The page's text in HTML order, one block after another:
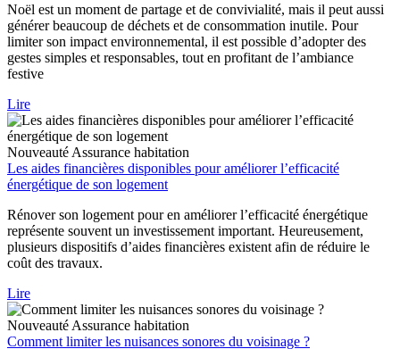
Noël est un moment de partage et de convivialité, mais il peut aussi
générer beaucoup de déchets et de consommation inutile. Pour
limiter son impact environnemental, il est possible d’adopter des
gestes simples et responsables, tout en profitant de l’ambiance
festive
Lire
Nouveauté Assurance habitation
Les aides financières disponibles pour améliorer l’efficacité
énergétique de son logement
Rénover son logement pour en améliorer l’efficacité énergétique
représente souvent un investissement important. Heureusement,
plusieurs dispositifs d’aides financières existent afin de réduire le
coût des travaux.
Lire
Nouveauté Assurance habitation
Comment limiter les nuisances sonores du voisinage ?